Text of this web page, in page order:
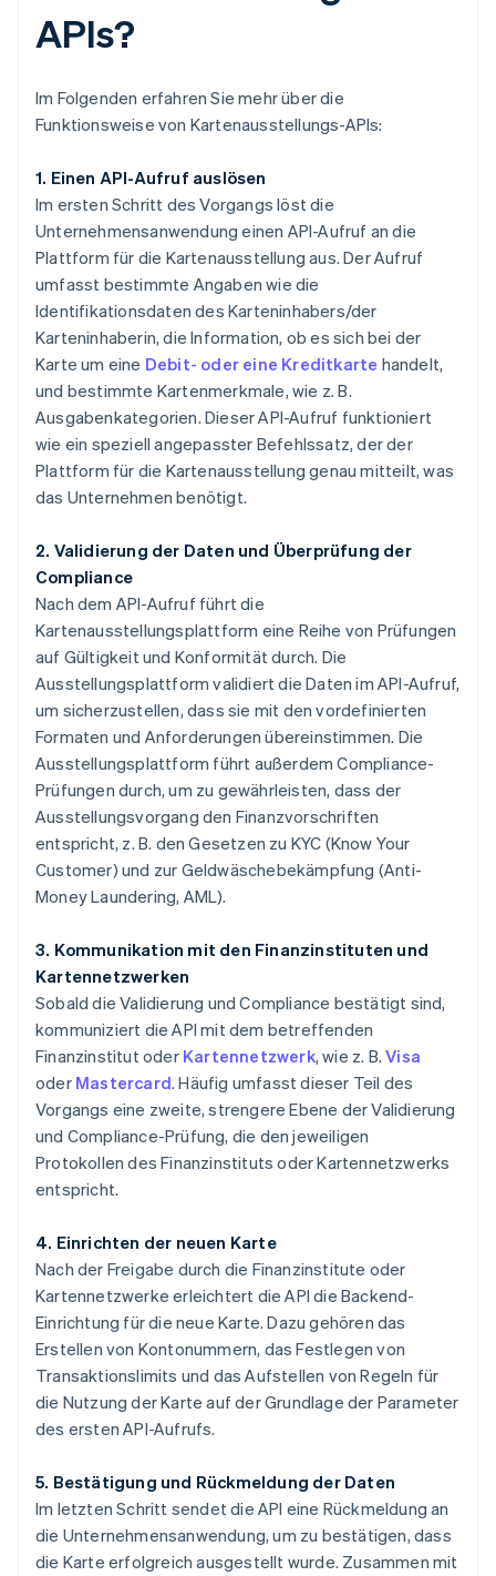
APIs?
Im Folgenden erfahren Sie mehr über die
Funktionsweise von Kartenausstellungs-APIs:
1. Einen API-Aufruf auslösen
Im ersten Schritt des Vorgangs löst die
Unternehmensanwendung einen API-Aufruf an die
Plattform für die Kartenausstellung aus. Der Aufruf
umfasst bestimmte Angaben wie die
Identifikationsdaten des Karteninhabers/der
Karteninhaberin, die Information, ob es sich bei der
Karte um eine Debit- oder eine Kreditkarte handelt,
und bestimmte Kartenmerkmale, wie z. B.
Ausgabenkategorien. Dieser API-Aufruf funktioniert
wie ein speziell angepasster Befehlssatz, der der
Plattform für die Kartenausstellung genau mitteilt, was
das Unternehmen benötigt.
2. Validierung der Daten und Überprüfung der
Compliance
Nach dem API-Aufruf führt die
Kartenausstellungsplattform eine Reihe von Prüfungen
auf Gültigkeit und Konformität durch. Die
Ausstellungsplattform validiert die Daten im API-Aufruf,
um sicherzustellen, dass sie mit den vordefinierten
Formaten und Anforderungen übereinstimmen. Die
Ausstellungsplattform führt außerdem Compliance-
Prüfungen durch, um zu gewährleisten, dass der
Ausstellungsvorgang den Finanzvorschriften
entspricht, z. B. den Gesetzen zu KYC (Know Your
Customer) und zur Geldwäschebekämpfung (Anti-
Money Laundering, AML).
3. Kommunikation mit den Finanzinstituten und
Kartennetzwerken
Sobald die Validierung und Compliance bestätigt sind,
kommuniziert die API mit dem betreffenden
Finanzinstitut oder Kartennetzwerk, wie z. B.Visa
oder Mastercard. Häufig umfasst dieser Teil des
Vorgangs eine zweite, strengere Ebene der Validierung
und Compliance-Prüfung, die den jeweiligen
Protokollen des Finanzinstituts oder Kartennetzwerks
entspricht.
4. Einrichten der neuen Karte
Nach der Freigabe durch die Finanzinstitute oder
Kartennetzwerke erleichtert die API die Backend-
Einrichtung für die neue Karte. Dazu gehören das
Erstellen von Kontonummern, das Festlegen von
Transaktionslimits und das Aufstellen von Regeln für
die Nutzung der Karte auf der Grundlage der Parameter
des ersten API-Aufrufs.
5. Bestätigung und Rückmeldung der Daten
Im letzten Schritt sendet die API eine Rückmeldung an
die Unternehmensanwendung, um zu bestätigen, dass
die Karte erfolgreich ausgestellt wurde. Zusammen mit